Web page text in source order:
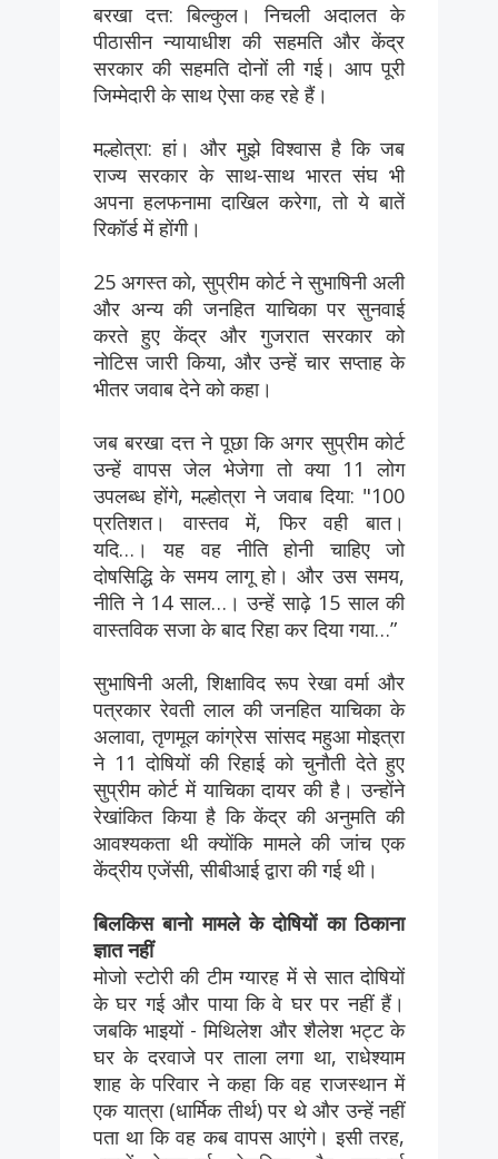
बरखा दत्त: बिल्कुल। निचली अदालत के
पीठासीन न्यायाधीश की सहमति और केंद्र
सरकार की सहमति दोनों ली गई। आप पूरी
जिम्मेदारी के साथ ऐसा कह रहे हैं।
मल्होत्रा: हां। और मुझे विश्वास है कि जब
राज्य सरकार के साथ-साथ भारत संघ भी
अपना हलफनामा दाखिल करेगा, तो ये बातें
रिकॉर्ड में होंगी।
25 अगस्त को, सुप्रीम कोर्ट ने सुभाषिनी अली
और अन्य की जनहित याचिका पर सुनवाई
करते हुए केंद्र और गुजरात सरकार को
नोटिस जारी किया, और उन्हें चार सप्ताह के
भीतर जवाब देने को कहा।
जब बरखा दत्त ने पूछा कि अगर सुप्रीम कोर्ट
उन्हें वापस जेल भेजेगा तो क्या 11 लोग
उपलब्ध होंगे, मल्होत्रा ​​ने जवाब दिया: "100
प्रतिशत। वास्तव में, फिर वही बात।
यदि…। यह वह नीति होनी चाहिए जो
दोषसिद्धि के समय लागू हो। और उस समय,
नीति ने 14 साल…। उन्हें साढ़े 15 साल की
वास्तविक सजा के बाद रिहा कर दिया गया…”
सुभाषिनी अली, शिक्षाविद रूप रेखा वर्मा और
पत्रकार रेवती लाल की जनहित याचिका के
अलावा, तृणमूल कांग्रेस सांसद महुआ मोइत्रा
ने 11 दोषियों की रिहाई को चुनौती देते हुए
सुप्रीम कोर्ट में याचिका दायर की है। उन्होंने
रेखांकित किया है कि केंद्र की अनुमति की
आवश्यकता थी क्योंकि मामले की जांच एक
केंद्रीय एजेंसी, सीबीआई द्वारा की गई थी।
बिलकिस बानो मामले के दोषियों का ठिकाना
ज्ञात नहीं
मोजो स्टोरी की टीम ग्यारह में से सात दोषियों
के घर गई और पाया कि वे घर पर नहीं हैं।
जबकि भाइयों - मिथिलेश और शैलेश भट्ट के
घर के दरवाजे पर ताला लगा था, राधेश्याम
शाह के परिवार ने कहा कि वह राजस्थान में
एक यात्रा (धार्मिक तीर्थ) पर थे और उन्हें नहीं
पता था कि वह कब वापस आएंगे। इसी तरह,